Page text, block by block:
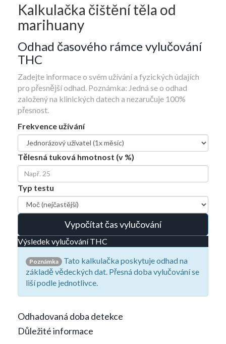
Kalkulačka čištění těla od
marihuany
Odhad časového rámce vylučování
THC
Zadejte informace o svém užívání a fyzických údajích
pro přesnější odhad. Poznámka: Jedná se o odhad
založený na klinických datech a nezaručuje 100%
přesnost.
Frekvence užívání
Tělesná tuková hmotnost (v %)
Typ testu
Vypočítat čas vylučování
Výsledek vylučování THC
Poznámka
Tato kalkulačka poskytuje odhad na
základě vědeckých dat. Přesná doba vylučování se
liší podle jednotlivce.
Odhadovaná doba detekce
Důležité informace